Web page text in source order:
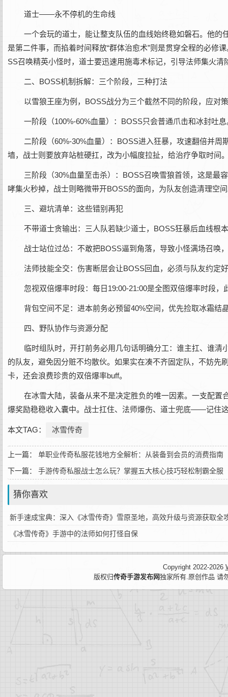
道士——永不停机的生命线
一个会玩的道士，能让整支队伍的血线始终稳如磐石。他的
是第二件事，而掐着时间释放“群体治愈术”则是贯穿全程的必修
SS召唤精英小怪时，道士要迅速用施毒术标记，引导法师集火
二、BOSS机制拆解：三个阶段，三种打法
以雪狼王座为例，BOSS战分为三个截然不同的阶段，应对
一阶段（100%-60%血量）：BOSS只会普通爪击和冰封吐
二阶段（60%-30%血量）：BOSS进入狂暴，攻速翻倍并
墙，战士则要放弃站桩硬扛，改为小幅度拉扯，给治疗争取时间
三阶段（30%血量至击杀）：BOSS召唤雪狼首领，这是最
哮集火秒掉，战士则略微带开BOSS的面向，为队友创造清理空
三、避坑清单：这些错别再犯
不带道士贪输出：三人队若缺少道士，BOSS狂暴后血线根
战士站位过怂：不敢把BOSS逼到角落，导致小怪满场召唤
法师技能全交：伤害断层会让BOSS回血，必须与队友约定
忽视双倍爆率时段：每日19:00-21:00是全图双倍爆率时段
背包空间不足：进本前务必预留40%空间，优先捡取冰霜
四、野队协作与资源分配
临时组队时，开打前务必用几句话明确分工：谁主扛、谁
的队友，避免因分赃不均散伙。如果实在凑不齐固定队，不妨
卡，还会浪费珍贵的双倍爆率buff。
在冰雪大陆，装备从来不是决定胜负的唯一因素。一支配
爆奖励稳稳收入囊中。战士扛住、法师爆伤、道士兜底——记住
本文TAG： 冰雪传奇
上一篇： 单职业传奇私服花钱地方全解析：从装备到会员的消费指南
下一篇： 手游传奇私服战士怎么玩？掌握五大核心技巧轻松制霸全服
猜你喜欢
新手速成宝典：深入《冰雪传奇》雪原圣地，高效升级与资源获取全
《冰雪传奇》手游中的法师如何打怪自保
Copyright 2022-2026
版权归传奇手游发布网独家所有.原创作品 请